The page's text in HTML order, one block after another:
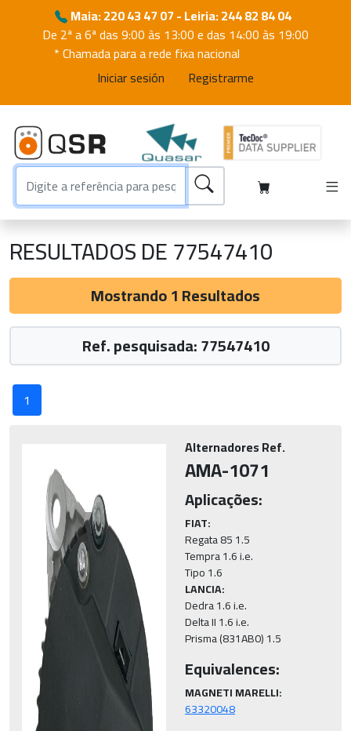
Maia: 220 43 47 07 - Leiria: 244 82 84 04
De 2ª a 6ª das 9:00 às 13:00 e das 14:00 às 19:00
* Chamada para a rede fixa nacional
Iniciar sesión
Registrarme
RESULTADOS DE 77547410
Mostrando 1 Resultados
Ref. pesquisada: 77547410
1
Alternadores Ref.
AMA-1071
Aplicações:
FIAT:
Regata 85 1.5
Tempra 1.6 i.e.
LANCIA:
Dedra 1.6 i.e.
Delta II 1.6 i.e.
Prisma (831AB0) 1.5
Equivalences:
MAGNETI MARELLI: